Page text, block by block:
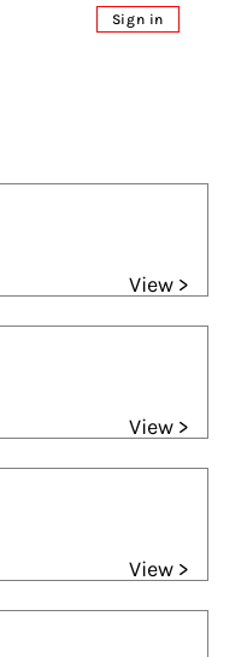
Sign in
View >
View >
View >